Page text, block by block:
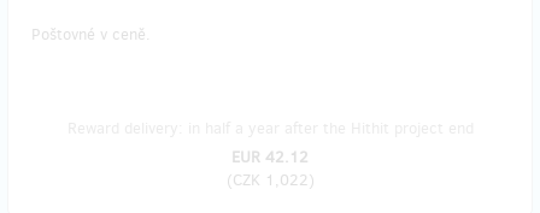
Poštovné v ceně.
EUR 42.12
(CZK 1,022)